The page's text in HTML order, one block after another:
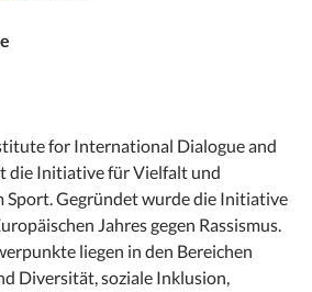
for International Dialogue and
die Initiative für Vielfalt und
Gegründet wurde die Initiative
Jahres gegen Rassismus.
liegen in den Bereichen
Diversität, soziale Inklusion,